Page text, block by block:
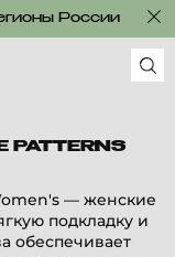
России
PATTERNS
— женские
подкладку и
обеспечивает